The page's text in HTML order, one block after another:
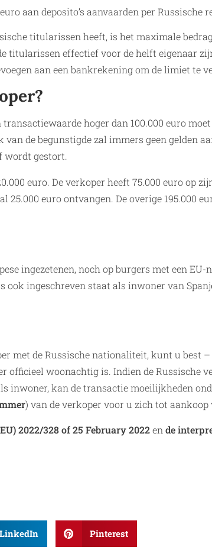
aan deposito’s aanvaarden per Russische
titularissen heeft, is het maximale
titularissen effectief voor de helft eigenaar
aan een bankrekening om de limiet te
hoger dan 100.000 euro
de begunstigde zal immers geen gelden
wordt gestort.
euro. De verkoper heeft 75.000 euro op
25.000 euro ontvangen. De overige 195.000
ingezetenen, noch op burgers met een
ook ingeschreven staat als inwoner van
met de Russische nationaliteit, kunt u best
woonachtig is. Indien de Russische
inwoner, kan de transactie moeilijkheden
) van de verkoper voor u zich tot aankoop
2022/328 of 25 February 2022en de
LinkedIn Pinterest